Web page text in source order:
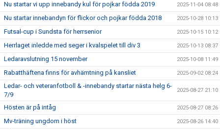
Nu startar vi upp innebandy kul för pojkar födda 2019 2025-11-04 08:48
Nu startar innebandyn för flickor och pojkar födda 2018 2025-10-28 10:13
Futsal-cup i Sundsta för herrsenior 2025-10-15 10:12
Herrlaget inledde med seger i kvalspelet till div 3 2025-10-13 08:37
Ledaravslutning 15 november 2025-10-08 11:49
Rabatthäftena finns för avhämtning på kansliet 2025-09-02 08:24
Ledar- och veteranfotboll & -innebandy startar nästa helg 6-
7/9
2025-08-27 21:10
Hösten är på intåg 2025-08-27 08:26
Mv-träning ungdom i höst 2025-08-26 14:40